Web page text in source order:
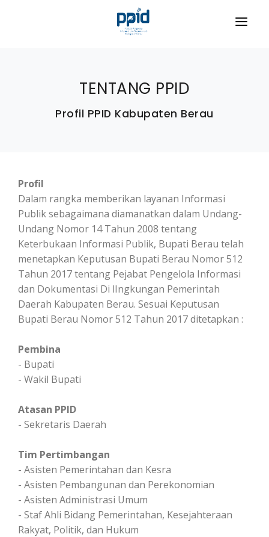
PEMERINTAH KABUPATEN BERAU
Kondisi Geografis
Struktur Organisasi
LHKPN Pejabat Publik
PPID KABUPATEN BERAU
Visi Misi dan Motto
Tentang PPID
Struktur Organisasi
Maklumat Pelayanan Pengaduan
Tugas dan Fungsi
Waktu Pelayanan
PEJABAT BADAN PUBLIK
Profil Wakil Bupati
Profil Sekretaris Daerah
LAYANAN INFORMASI
Laporan Kinerja Instansi Pemerintah(LKjIP)
Rencana Kerja Anggaran (RKA)
Dokumen Pelaksanaan Anggaran (DPA)
INFORMASI SETIAP SAAT
RENSTRA
RENJA
ADMINISTRASI, KEPEGAWAIAN, DAN
KEUANGAN
INFORMASI LAIN
Informasi Dikecualikan
DATA STATISTIK
JDIH
PPID PELAKSANA
KONTAK
TENTANG PPID
Profil PPID Kabupaten Berau
Profil
Dalam rangka memberikan layanan Informasi
Publik sebagaimana diamanatkan dalam Undang-
Undang Nomor 14 Tahun 2008 tentang
Keterbukaan Informasi Publik, Bupati Berau telah
menetapkan Keputusan Bupati Berau Nomor 512
Tahun 2017 tentang Pejabat Pengelola Informasi
dan Dokumentasi Di lIngkungan Pemerintah
Daerah Kabupaten Berau. Sesuai Keputusan
Bupati Berau Nomor 512 Tahun 2017 ditetapkan :
Pembina
- Bupati
- Wakil Bupati
Atasan PPID
- Sekretaris Daerah
Tim Pertimbangan
- Asisten Pemerintahan dan Kesra
- Asisten Pembangunan dan Perekonomian
- Asisten Administrasi Umum
- Staf Ahli Bidang Pemerintahan, Kesejahteraan
Rakyat, Politik, dan Hukum